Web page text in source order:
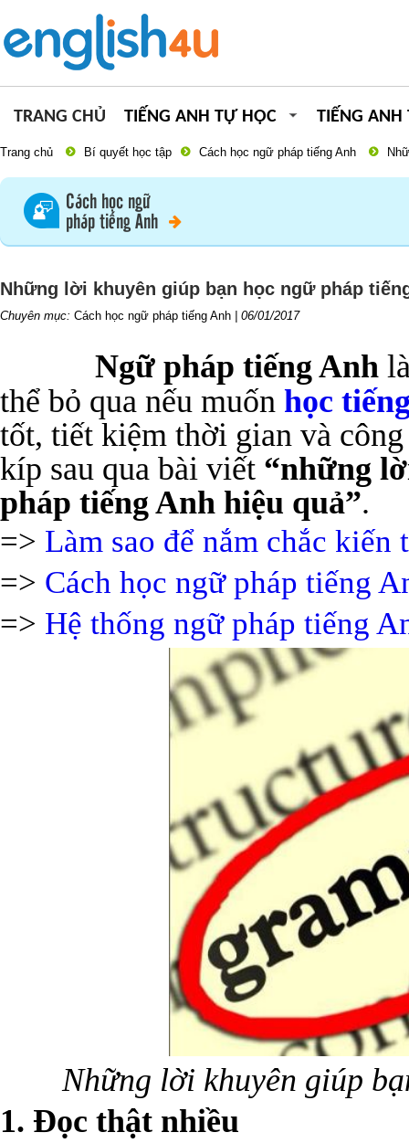
TRANG CHỦ TIẾNG ANH TỰ HỌC TIẾNG ANH
Trang chủ Bí quyết học tập Cách học ngữ pháp tiếng Anh
Cách học ngữ
pháp tiếng Anh
Những lời khuyên giúp bạn học ngữ pháp
Chuyên mục: Cách học ngữ pháp tiếng Anh 06/01/2017
Ngữ pháp tiếng Anh
thể bỏ qua nếu muốn học
tốt, tiết kiệm thời gian và
kíp sau qua bài viết “những
pháp tiếng Anh hiệu quả”.
=> Làm sao để nắm chắc
=> Cách học ngữ pháp tiếng
=> Hệ thống ngữ pháp tiếng
Những lời khuyên giúp
1. Đọc thật nhiều